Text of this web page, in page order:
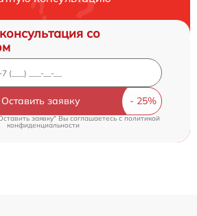
со
Оставить заявку
заявку" Вы соглашаетесь c политикой
конфиденциальности